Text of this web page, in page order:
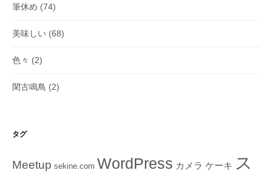
筆休め (74)
美味しい (68)
色々 (2)
閑古鳴鳥 (2)
タグ
Meetup sekine.com WordPress カメラ ケーキ ス